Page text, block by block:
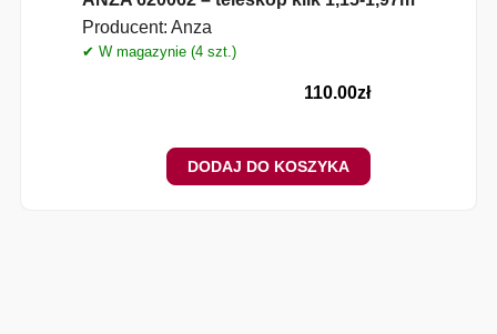
Producent: Anza
✔ W magazynie (4 szt.)
110.00zł
DODAJ DO KOSZYKA